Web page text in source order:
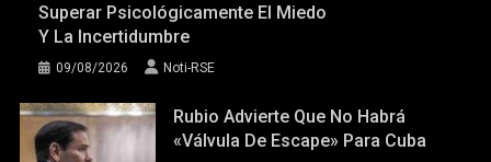
Superar Psicológicamente El Miedo
Y La Incertidumbre
09/08/2026 Noti-RSE
Rubio Advierte Que No Habrá
«válvula De Escape» Para Cuba